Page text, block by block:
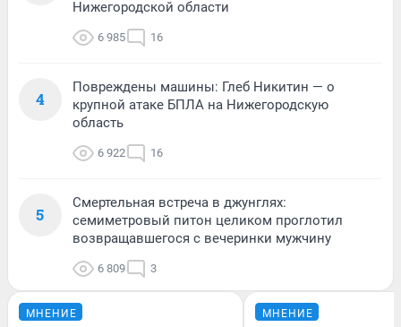
Нижегородской области
6 985 16
4
Повреждены машины: Глеб Никитин — о
крупной атаке БПЛА на Нижегородскую
область
6 922 16
5
Смертельная встреча в джунглях:
семиметровый питон целиком проглотил
возвращавшегося с вечеринки мужчину
6 809 3
МНЕНИЕ МНЕНИЕ